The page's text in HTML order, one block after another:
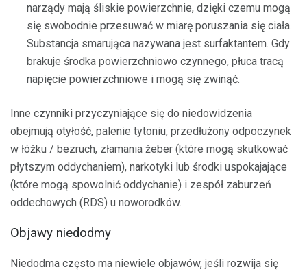
narządy mają śliskie powierzchnie, dzięki czemu mogą
się swobodnie przesuwać w miarę poruszania się ciała.
Substancja smarująca nazywana jest surfaktantem. Gdy
brakuje środka powierzchniowo czynnego, płuca tracą
napięcie powierzchniowe i mogą się zwinąć.
Inne czynniki przyczyniające się do niedowidzenia
obejmują otyłość, palenie tytoniu, przedłużony odpoczynek
w łóżku / bezruch, złamania żeber (które mogą skutkować
płytszym oddychaniem), narkotyki lub środki uspokajające
(które mogą spowolnić oddychanie) i zespół zaburzeń
oddechowych (RDS) u noworodków.
Objawy niedodmy
Niedodma często ma niewiele objawów, jeśli rozwija się